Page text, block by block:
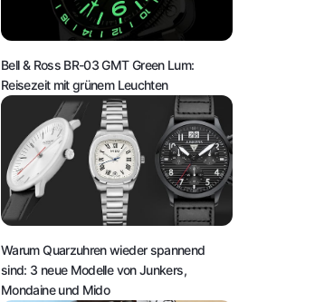
Bell & Ross BR-03 GMT Green Lum:
Reisezeit mit grünem Leuchten
Warum Quarzuhren wieder spannend
sind: 3 neue Modelle von Junkers,
Mondaine und Mido